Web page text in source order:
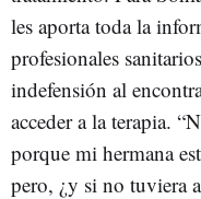
les aporta toda la
profesionales
indefensión al
acceder a la terapia.
porque mi hermana
pero, ¿y si no tuviera